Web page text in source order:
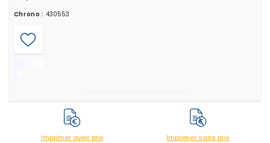
Chrono : 430553
Imprimer avec prix Imprimer sans prix